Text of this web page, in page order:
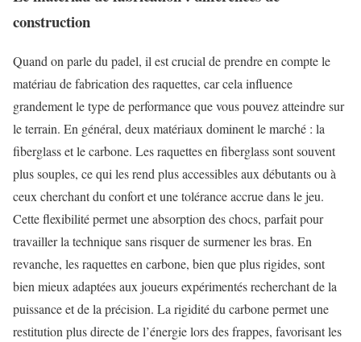
construction
Quand on parle du padel, il est crucial de prendre en compte le
matériau de fabrication des raquettes, car cela influence
grandement le type de performance que vous pouvez atteindre sur
le terrain. En général, deux matériaux dominent le marché : la
fiberglass et le carbone. Les raquettes en fiberglass sont souvent
plus souples, ce qui les rend plus accessibles aux débutants ou à
ceux cherchant du confort et une tolérance accrue dans le jeu.
Cette flexibilité permet une absorption des chocs, parfait pour
travailler la technique sans risquer de surmener les bras. En
revanche, les raquettes en carbone, bien que plus rigides, sont
bien mieux adaptées aux joueurs expérimentés recherchant de la
puissance et de la précision. La rigidité du carbone permet une
restitution plus directe de l’énergie lors des frappes, favorisant les